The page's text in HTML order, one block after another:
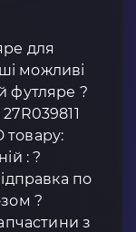
для
можливі
футляре ?
товару:
: ?
по
?
з